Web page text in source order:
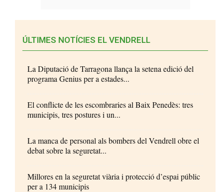
ÚLTIMES NOTÍCIES EL VENDRELL
La Diputació de Tarragona llança la setena edició del
programa Genius per a estades...
El conflicte de les escombraries al Baix Penedès: tres
municipis, tres postures i un...
La manca de personal als bombers del Vendrell obre el
debat sobre la seguretat...
Millores en la seguretat viària i protecció d’espai públic
per a 134 municipis